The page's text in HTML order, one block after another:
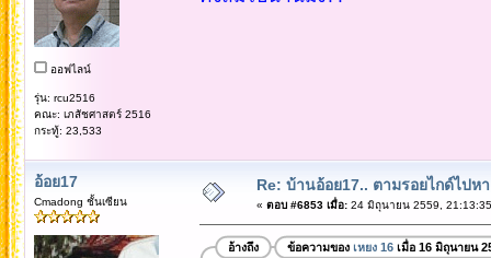
ออฟไลน์
รุ่น: rcu2516
คณะ: เภสัชศาสตร์ 2516
กระทู้: 23,533
อ้อย17
Cmadong ชั้นเซียน
Re: บ้านอ้อย17.. ตามรอยไกด์ไปห
« ตอบ #6853 เมื่อ:24 มิถุนายน 2559,
อ้างถึง ข้อความของ เหยง 16เมื่อ 16 มิถุนายน